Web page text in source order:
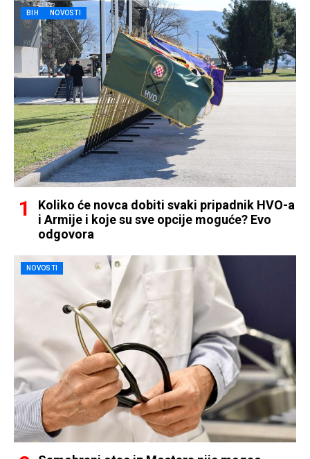
BIH NOVOSTI
Koliko će novca dobiti svaki pripadnik HVO-a
i Armije i koje su sve opcije moguće? Evo
odgovora
NOVOSTI